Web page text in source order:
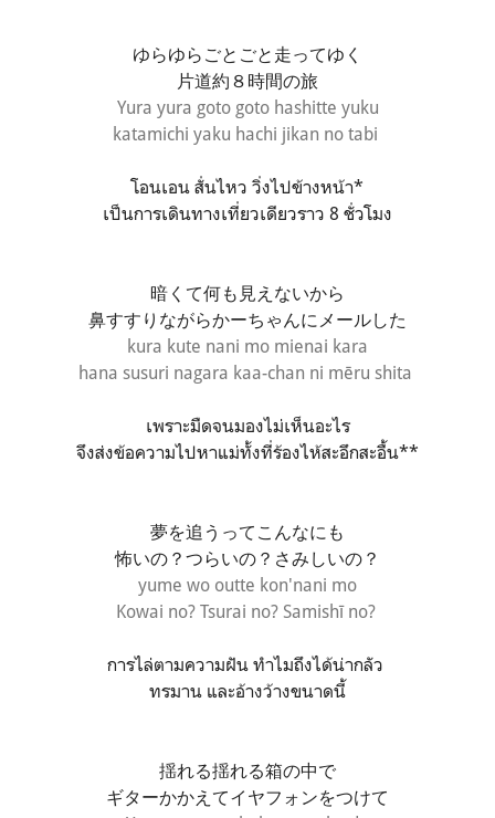
ゆらゆらごとごと走ってゆく
片道約８時間の旅
Yura yura goto goto hashitte yuku
katamichi yaku hachi jikan no tabi
โอนเอน สั่นไหว วิ่งไปข้างหน้า*
เป็นการเดินทางเที่ยวเดียวราว 8 ชั่วโมง
暗くて何も見えないから
鼻すすりながらかーちゃんにメールした
kura kute nani mo mienai kara
hana susuri nagara kaa-chan ni mēru shita
เพราะมืดจนมองไม่เห็นอะไร
จึงส่งข้อความไปหาแม่ทั้งที่ร้องไห้สะอึกสะอื้น**
夢を追うってこんなにも
怖いの？つらいの？さみしいの？
yume wo outte kon'nani mo
Kowai no? Tsurai no? Samishī no?
การไล่ตามความฝัน ทำไมถึงได้น่ากลัว
ทรมาน และอ้างว้างขนาดนี้
揺れる揺れる箱の中で
ギターかかえてイヤフォンをつけて